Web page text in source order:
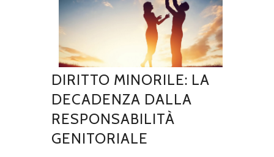
DIRITTO MINORILE: LA
DECADENZA DALLA
RESPONSABILITÀ
GENITORIALE